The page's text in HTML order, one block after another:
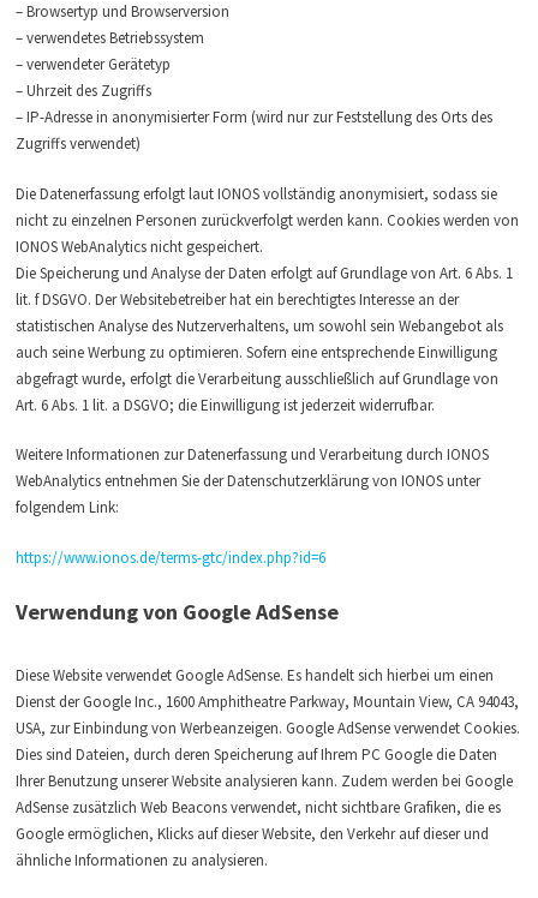
– Browsertyp und Browserversion
– verwendetes Betriebssystem
– verwendeter Gerätetyp
– Uhrzeit des Zugriffs
– IP-Adresse in anonymisierter Form (wird nur zur Feststellung des Orts des
Zugriffs verwendet)
Die Datenerfassung erfolgt laut IONOS vollständig anonymisiert, sodass sie
nicht zu einzelnen Personen zurückverfolgt werden kann. Cookies werden von
IONOS WebAnalytics nicht gespeichert.
Die Speicherung und Analyse der Daten erfolgt auf Grundlage von Art. 6 Abs. 1
lit. f DSGVO. Der Websitebetreiber hat ein berechtigtes Interesse an der
statistischen Analyse des Nutzerverhaltens, um sowohl sein Webangebot als
auch seine Werbung zu optimieren. Sofern eine entsprechende Einwilligung
abgefragt wurde, erfolgt die Verarbeitung ausschließlich auf Grundlage von
Art. 6 Abs. 1 lit. a DSGVO; die Einwilligung ist jederzeit widerrufbar.
Weitere Informationen zur Datenerfassung und Verarbeitung durch IONOS
WebAnalytics entnehmen Sie der Datenschutzerklärung von IONOS unter
folgendem Link:
https://www.ionos.de/terms-gtc/index.php?id=6
Verwendung von Google AdSense
Diese Website verwendet Google AdSense. Es handelt sich hierbei um einen
Dienst der Google Inc., 1600 Amphitheatre Parkway, Mountain View, CA 94043,
USA, zur Einbindung von Werbeanzeigen. Google AdSense verwendet Cookies.
Dies sind Dateien, durch deren Speicherung auf Ihrem PC Google die Daten
Ihrer Benutzung unserer Website analysieren kann. Zudem werden bei Google
AdSense zusätzlich Web Beacons verwendet, nicht sichtbare Grafiken, die es
Google ermöglichen, Klicks auf dieser Website, den Verkehr auf dieser und
ähnliche Informationen zu analysieren.